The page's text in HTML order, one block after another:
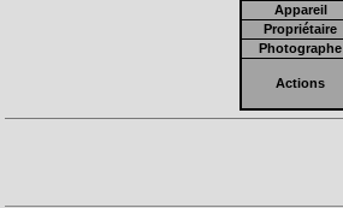
Appareil
Propriétaire
Photographe
Actions